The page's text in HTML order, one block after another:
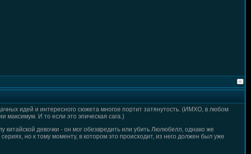
идей и интересного сюжета многое портит затянутость. (ИМХО, в любом
максимум. И то если это эпическая сага.)
китайской девочки - он мог обезвредить или убить Люлюбелл, однако же
но к тому моменту, в котором это происходит, из него должен был уже